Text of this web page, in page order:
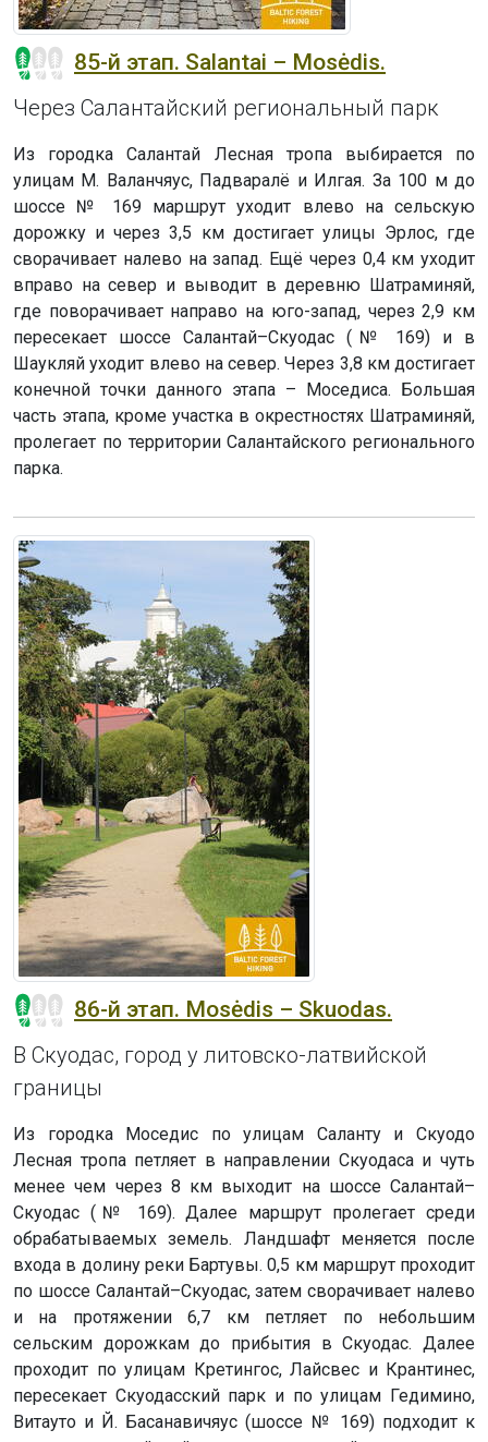
85-й этап. Salantai – Mosėdis.
Через Салантайский региональный парк
Из городка Салантай Лесная тропа выбирается по
улицам М. Валанчяус, Падваралё и Илгая. За 100 м до
шоссе № 169 маршрут уходит влево на сельскую
дорожку и через 3,5 км достигает улицы Эрлос, где
сворачивает налево на запад. Ещё через 0,4 км уходит
вправо на север и выводит в деревню Шатраминяй,
где поворачивает направо на юго-запад, через 2,9 км
пересекает шоссе Салантай–Скуодас (№ 169) и в
Шаукляй уходит влево на север. Через 3,8 км достигает
конечной точки данного этапа – Моседиса. Большая
часть этапа, кроме участка в окрестностях Шатраминяй,
пролегает по территории Салантайского регионального
парка.
86-й этап. Mosėdis – Skuodas.
В Скуодас, город у литовско-латвийской
границы
Из городка Моседис по улицам Саланту и Скуодо
Лесная тропа петляет в направлении Скуодаса и чуть
менее чем через 8 км выходит на шоссе Салантай–
Скуодас (№ 169). Далее маршрут пролегает среди
обрабатываемых земель. Ландшафт меняется после
входа в долину реки Бартувы. 0,5 км маршрут проходит
по шоссе Салантай–Скуодас, затем сворачивает налево
и на протяжении 6,7 км петляет по небольшим
сельским дорожкам до прибытия в Скуодас. Далее
проходит по улицам Кретингос, Лайсвес и Крантинес,
пересекает Скуодасский парк и по улицам Гедимино,
Витауто и Й. Басанавичяус (шоссе № 169) подходит к